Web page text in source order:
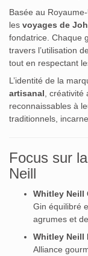
Basée au
les voyages de
fondatrice. Chaque
travers l’utilisation
tout en respectant
L’identité de la
artisanal ,
reconnaissables à
traditionnels,
Focus sur
Neill
Whitley Neill
Gin équilibré
agrumes et
Whitley Neill
Alliance